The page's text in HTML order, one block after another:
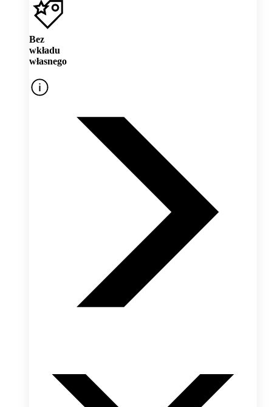
Bez
wkładu
własnego